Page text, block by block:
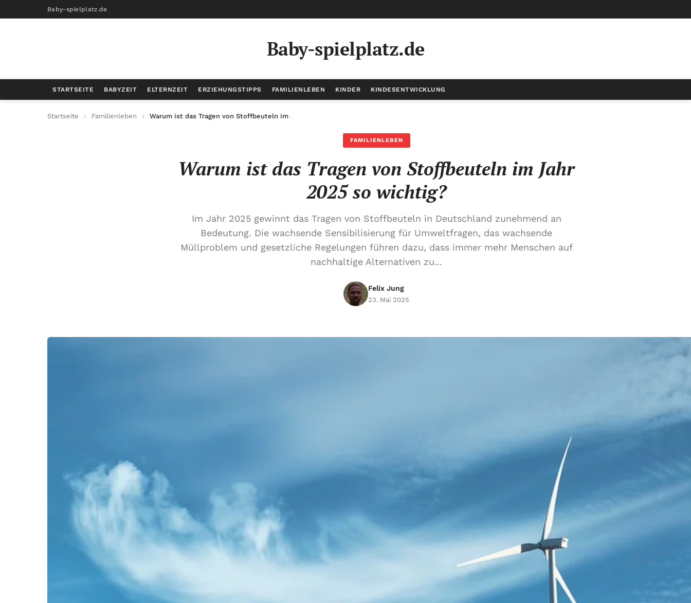
Baby-spielplatz.de
Baby-spielplatz.de
STARTSEITE BABYZEIT ELTERNZEIT ERZIEHUNGSTIPPS FAMILIENLEBEN KINDER KINDESENTWICKLUNG
Startseite Familienleben Warum ist das Tragen von Stoffbeuteln im Jahr 2025 so wichtig?
FAMILIENLEBEN
Warum ist das Tragen von Stoffbeuteln im Jahr
2025 so wichtig?
Im Jahr 2025 gewinnt das Tragen von Stoffbeuteln in Deutschland zunehmend an
Bedeutung. Die wachsende Sensibilisierung für Umweltfragen, das wachsende
Müllproblem und gesetzliche Regelungen führen dazu, dass immer mehr Menschen auf
nachhaltige Alternativen zu...
Felix Jung
23. Mai 2025